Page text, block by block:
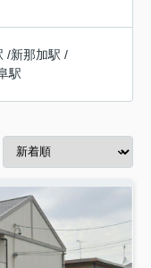
/新那加駅 /
駅